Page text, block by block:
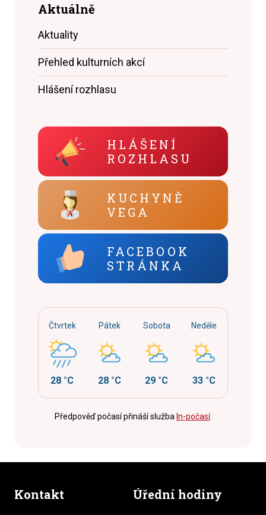
Aktuálně
Aktuality
Přehled kulturních akcí
Hlášení rozhlasu
HLÁŠENÍ
ROZHLASU
KUCHYNĚ
VEGA
FACEBOOK
STRÁNKA
Čtvrtek
28 °C
Pátek
28 °C
Sobota
29 °C
Neděle
33 °C
Předpověď počasí přináší služba In-počasí.
Kontakt Úřední hodiny